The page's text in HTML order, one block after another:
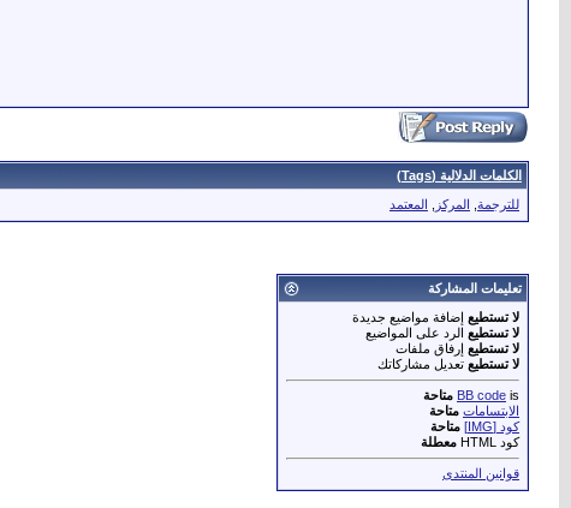
الكلمات الدلالية (Tags)
للترجمة المركز المعتمد
تعليمات المشاركة
لا تستطيع إضافة مواضيع جديدة
لا تستطيع الرد على المواضيع
لا تستطيع إرفاق ملفات
لا تستطيع تعديل مشاركاتك
BB code is
متاحة
الابتسامات متاحة
كود [IMG]
متاحة
كود HTML
معطلة
قوانين المنتدى